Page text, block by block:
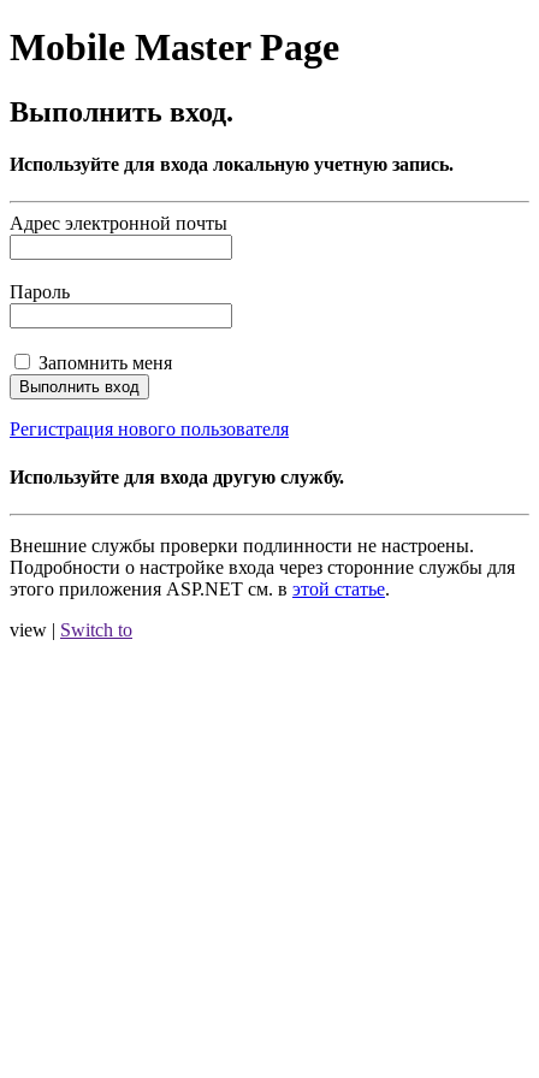
Mobile Master Page
Выполнить вход.
Используйте для входа локальную учетную запись.
Адрес электронной почты
Пароль
Запомнить меня
Регистрация нового пользователя
Используйте для входа другую службу.
Внешние службы проверки подлинности не настроены.
Подробности о настройке входа через сторонние службы для
этого приложения ASP.NET см. в этой статье.
view | Switch to